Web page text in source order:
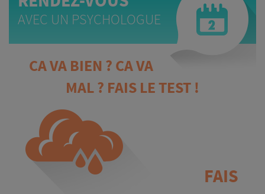
AVEC UN PSYCHOLOGUE
CA VA BIEN ? CA VA
MAL ? FAIS LE TEST !
FAIS